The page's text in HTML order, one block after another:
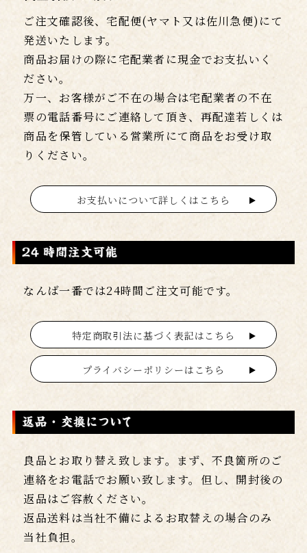
ご注文確認後、宅配便(ヤマト又は佐川急便)にて
発送いたします。
商品お届けの際に宅配業者に現金でお支払いく
ださい。
万一、お客様がご不在の場合は宅配業者の不在
票の電話番号にご連絡して頂き、再配達若しくは
商品を保管している営業所にて商品をお受け取
りください。
お支払いについて詳しくはこちら
なんば一番では24時間ご注文可能です。
特定商取引法に基づく表記はこちら
プライバシーポリシーはこちら
良品とお取り替え致します。まず、不良箇所のご
連絡をお電話でお願い致します。但し、開封後の
返品はご容赦ください。
返品送料は当社不備によるお取替えの場合のみ
当社負担。